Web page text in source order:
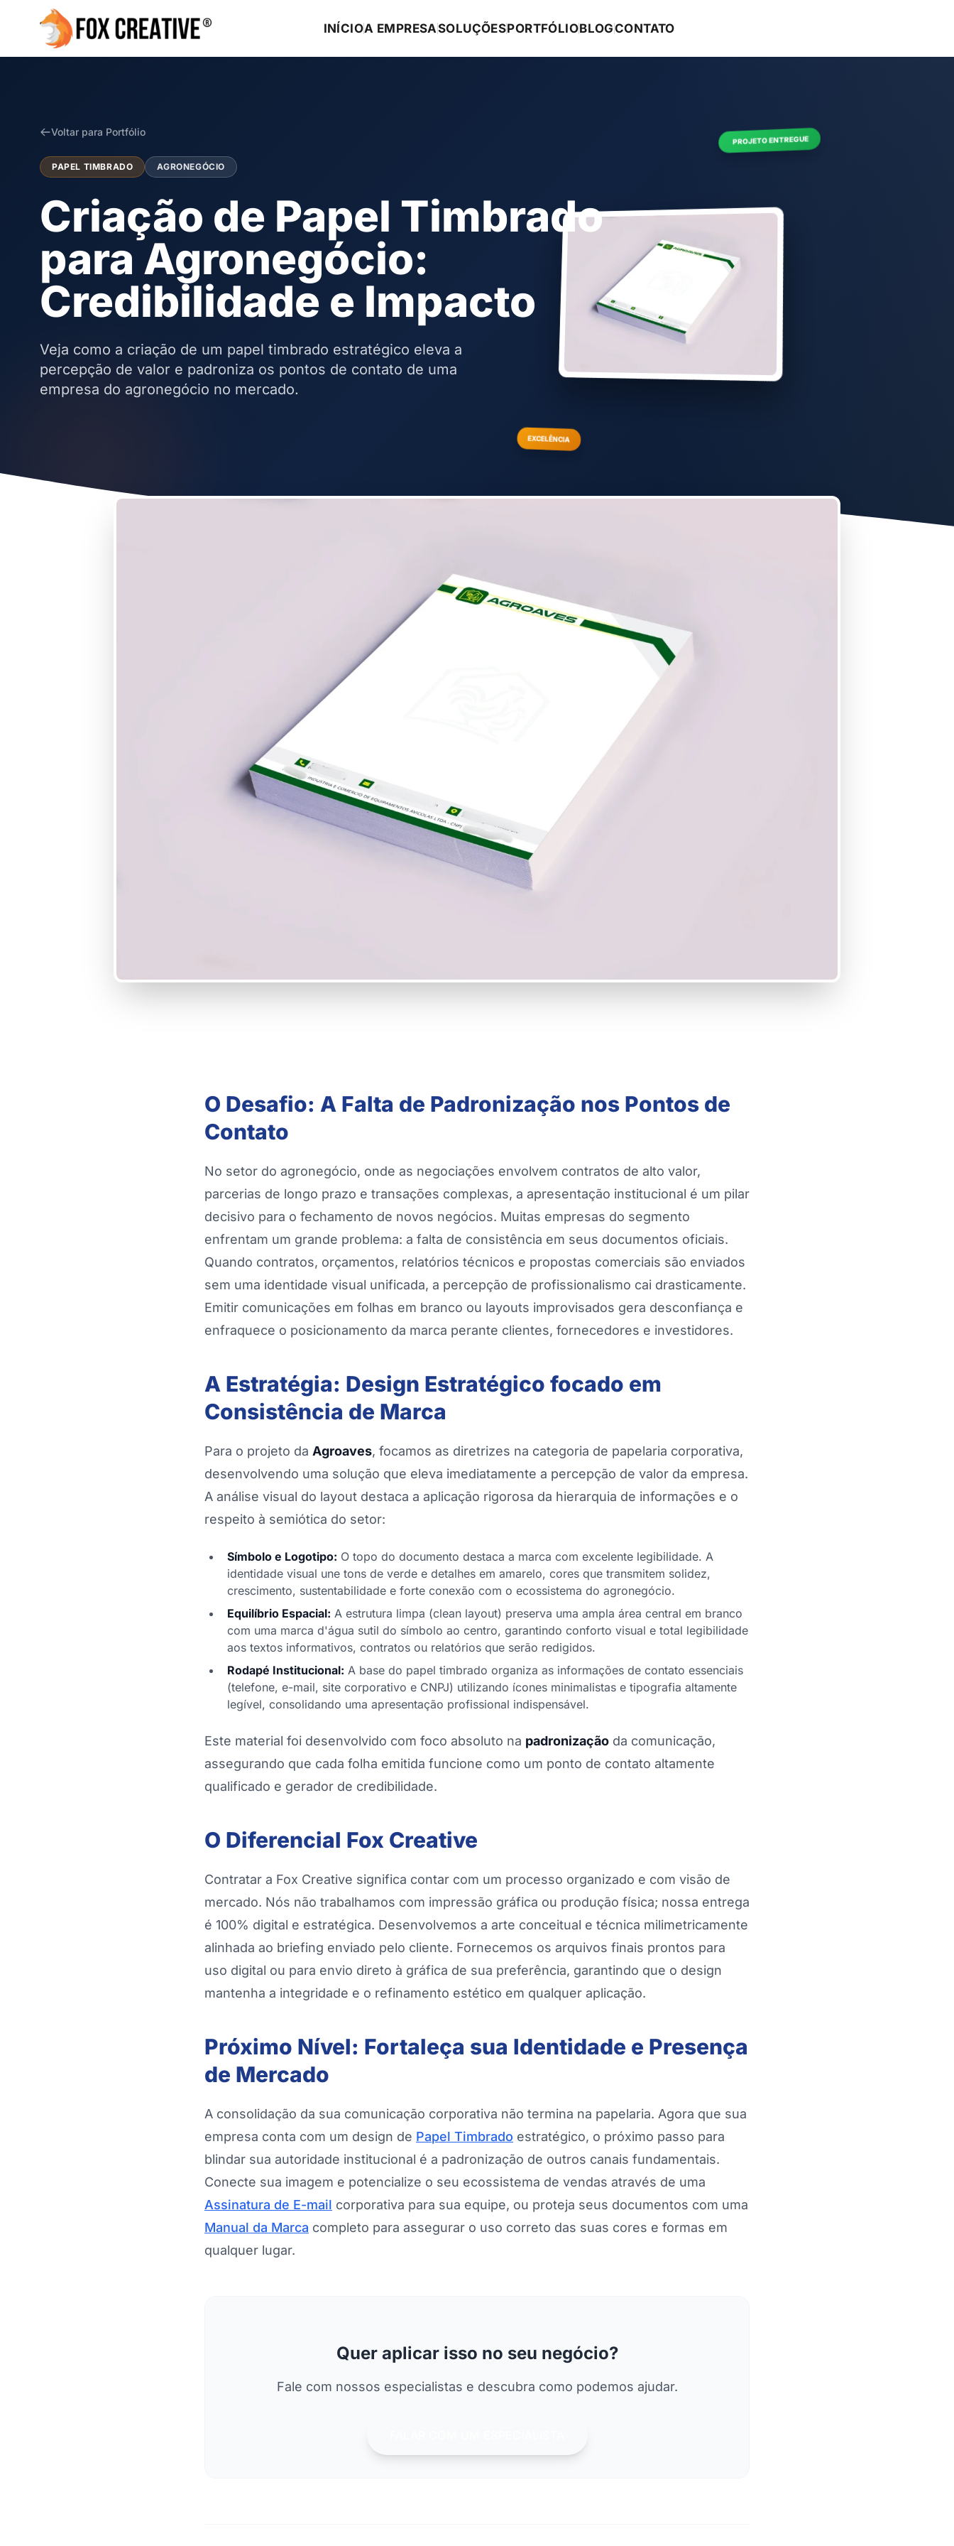
INÍCIOA EMPRESASOLUÇÕESPORTFÓLIOBLOGCONTATO
Voltar para Portfólio
PAPEL TIMBRADO AGRONEGÓCIO
Criação de Papel Timbrado
para Agronegócio:
Credibilidade e Impacto
Veja como a criação de um papel timbrado estratégico eleva a
percepção de valor e padroniza os pontos de contato de uma
empresa do agronegócio no mercado.
PROJETO ENTREGUE
EXCELÊNCIA
O Desafio: A Falta de Padronização nos Pontos de
Contato
No setor do agronegócio, onde as negociações envolvem contratos de alto valor,
parcerias de longo prazo e transações complexas, a apresentação institucional é um pilar
decisivo para o fechamento de novos negócios. Muitas empresas do segmento
enfrentam um grande problema: a falta de consistência em seus documentos oficiais.
Quando contratos, orçamentos, relatórios técnicos e propostas comerciais são enviados
sem uma identidade visual unificada, a percepção de profissionalismo cai drasticamente.
Emitir comunicações em folhas em branco ou layouts improvisados gera desconfiança e
enfraquece o posicionamento da marca perante clientes, fornecedores e investidores.
A Estratégia: Design Estratégico focado em
Consistência de Marca
Para o projeto da Agroaves, focamos as diretrizes na categoria de papelaria corporativa,
desenvolvendo uma solução que eleva imediatamente a percepção de valor da empresa.
A análise visual do layout destaca a aplicação rigorosa da hierarquia de informações e o
respeito à semiótica do setor:
Símbolo e Logotipo: O topo do documento destaca a marca com excelente legibilidade. A
identidade visual une tons de verde e detalhes em amarelo, cores que transmitem solidez,
crescimento, sustentabilidade e forte conexão com o ecossistema do agronegócio.
Equilíbrio Espacial: A estrutura limpa (clean layout) preserva uma ampla área central em branco
com uma marca d'água sutil do símbolo ao centro, garantindo conforto visual e total legibilidade
aos textos informativos, contratos ou relatórios que serão redigidos.
Rodapé Institucional: A base do papel timbrado organiza as informações de contato essenciais
(telefone, e-mail, site corporativo e CNPJ) utilizando ícones minimalistas e tipografia altamente
legível, consolidando uma apresentação profissional indispensável.
Este material foi desenvolvido com foco absoluto na padronização da comunicação,
assegurando que cada folha emitida funcione como um ponto de contato altamente
qualificado e gerador de credibilidade.
O Diferencial Fox Creative
Contratar a Fox Creative significa contar com um processo organizado e com visão de
mercado. Nós não trabalhamos com impressão gráfica ou produção física; nossa entrega
é 100% digital e estratégica. Desenvolvemos a arte conceitual e técnica milimetricamente
alinhada ao briefing enviado pelo cliente. Fornecemos os arquivos finais prontos para
uso digital ou para envio direto à gráfica de sua preferência, garantindo que o design
mantenha a integridade e o refinamento estético em qualquer aplicação.
Próximo Nível: Fortaleça sua Identidade e Presença
de Mercado
A consolidação da sua comunicação corporativa não termina na papelaria. Agora que sua
empresa conta com um design de Papel Timbrado estratégico, o próximo passo para
blindar sua autoridade institucional é a padronização de outros canais fundamentais.
Conecte sua imagem e potencialize o seu ecossistema de vendas através de uma
Assinatura de E-mail corporativa para sua equipe, ou proteja seus documentos com uma
Manual da Marca completo para assegurar o uso correto das suas cores e formas em
qualquer lugar.
Quer aplicar isso no seu negócio?
Fale com nossos especialistas e descubra como podemos ajudar.